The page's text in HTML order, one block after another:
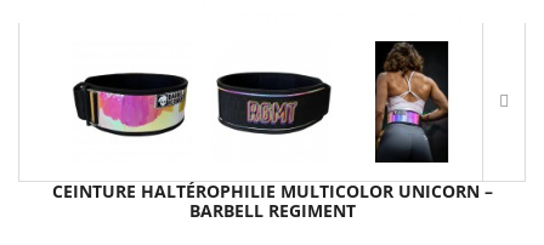
CEINTURE HALTÉROPHILIE MULTICOLOR UNICORN –
BARBELL REGIMENT